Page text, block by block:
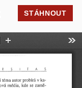
STÁHNOUT